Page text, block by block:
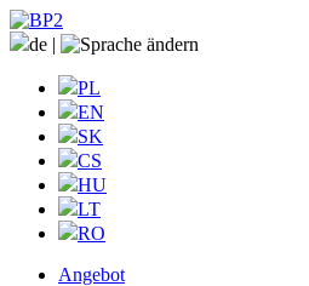
de |
PL
EN
SK
CS
HU
LT
RO
Angebot